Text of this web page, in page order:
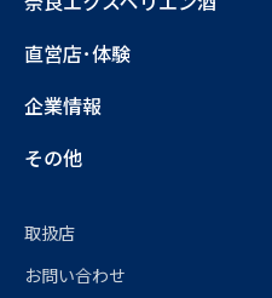
直営店･体験
企業情報
その他
取扱店
お問い合わせ